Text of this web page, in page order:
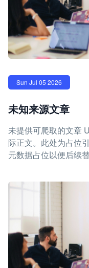
Sun Jul 05 2026
未知来源文章
未提供可爬取的文章
际正文。此处为占位
元数据占位以便后续替